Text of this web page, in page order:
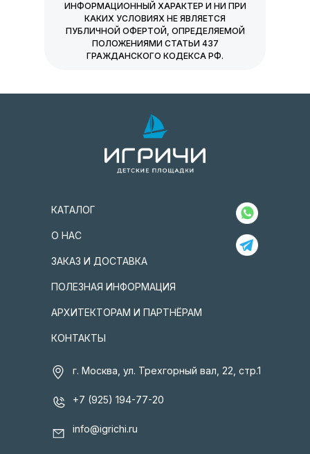
ИНФОРМАЦИОННЫЙ ХАРАКТЕР И НИ ПРИ
КАКИХ УСЛОВИЯХ НЕ ЯВЛЯЕТСЯ
ПУБЛИЧНОЙ ОФЕРТОЙ, ОПРЕДЕЛЯЕМОЙ
ПОЛОЖЕНИЯМИ СТАТЬИ 437
ГРАЖДАНСКОГО КОДЕКСА РФ.
АРХИТЕКТОРАМ И ПАРТНЁРАМ
КОНТАКТЫ
ПОЛЕЗНАЯ ИНФОРМАЦИЯ
ЗАКАЗ И ДОСТАВКА
О НАС
КАТАЛОГ
г. Москва, ул. Трехгорный вал, 22, стр.1
+7 (925) 194-77-20
info@igrichi.ru